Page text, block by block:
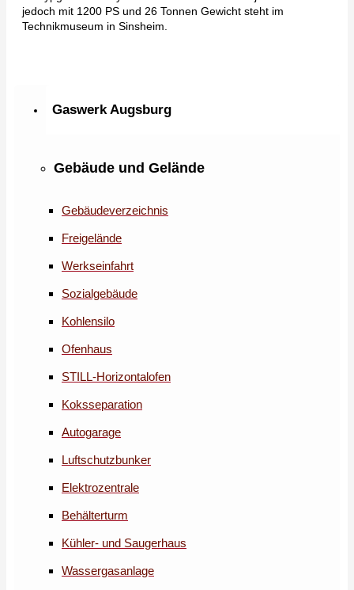
Gaswerk Augsburg
Gebäude und Gelände
Gebäudeverzeichnis
Freigelände
Werkseinfahrt
Sozialgebäude
Kohlensilo
Ofenhaus
STILL-Horizontalofen
Koksseparation
Autogarage
Luftschutzbunker
Elektrozentrale
Behälterturm
Kühler- und Saugerhaus
Wassergasanlage
jedoch mit 1200 PS und 26 Tonnen Gewicht steht im
Technikmuseum in Sinsheim.